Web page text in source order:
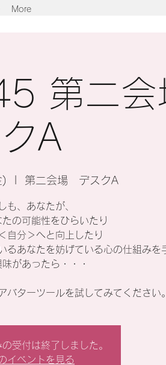
More
第二会
クA
) 第二会場 デスクA
も、あなたが、
たの可能性をひらいたり
自分＞へと向上したり
るあなたを妨げている心の仕組みを
味があったら・・・
バターツールを試してみてください
受付は終了しました。
イベントを見る